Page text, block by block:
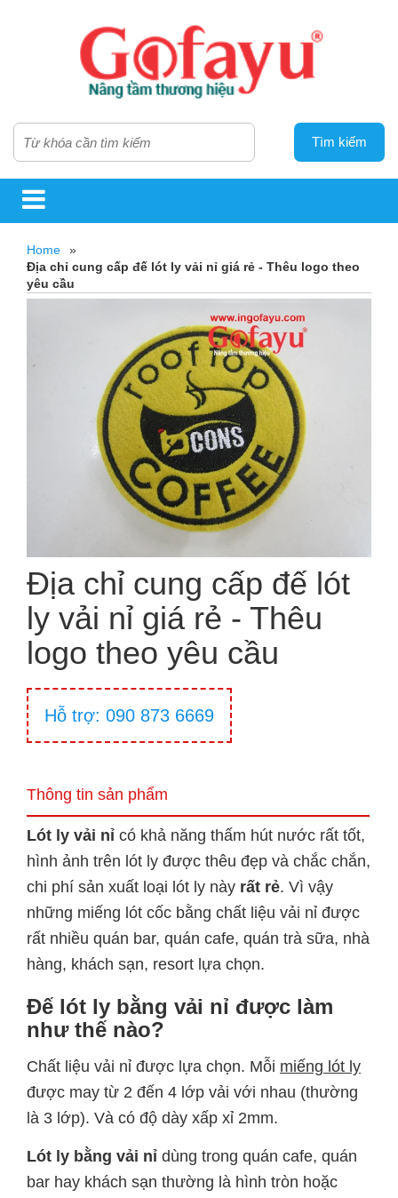
Tìm kiếm
Home
»
Địa chỉ cung cấp đế lót ly vải nỉ giá rẻ - Thêu logo theo
yêu cầu
Địa chỉ cung cấp đế lót
ly vải nỉ giá rẻ - Thêu
logo theo yêu cầu
Hỗ trợ: 090 873 6669
Thông tin sản phẩm
Lót ly vải nỉ có khả năng thấm hút nước rất tốt,
hình ảnh trên lót ly được thêu đẹp và chắc chắn,
chi phí sản xuất loại lót ly này rất rẻ. Vì vậy
những miếng lót cốc bằng chất liệu vải nỉ được
rất nhiều quán bar, quán cafe, quán trà sữa, nhà
hàng, khách sạn, resort lựa chọn.
Đế lót ly bằng vải nỉ được làm
như thế nào?
Chất liệu vải nỉ được lựa chọn. Mỗi miếng lót ly
được may từ 2 đến 4 lớp vải với nhau (thường
là 3 lớp). Và có độ dày xấp xỉ 2mm.
Lót ly bằng vải nỉ dùng trong quán cafe, quán
bar hay khách sạn thường là hình tròn hoặc